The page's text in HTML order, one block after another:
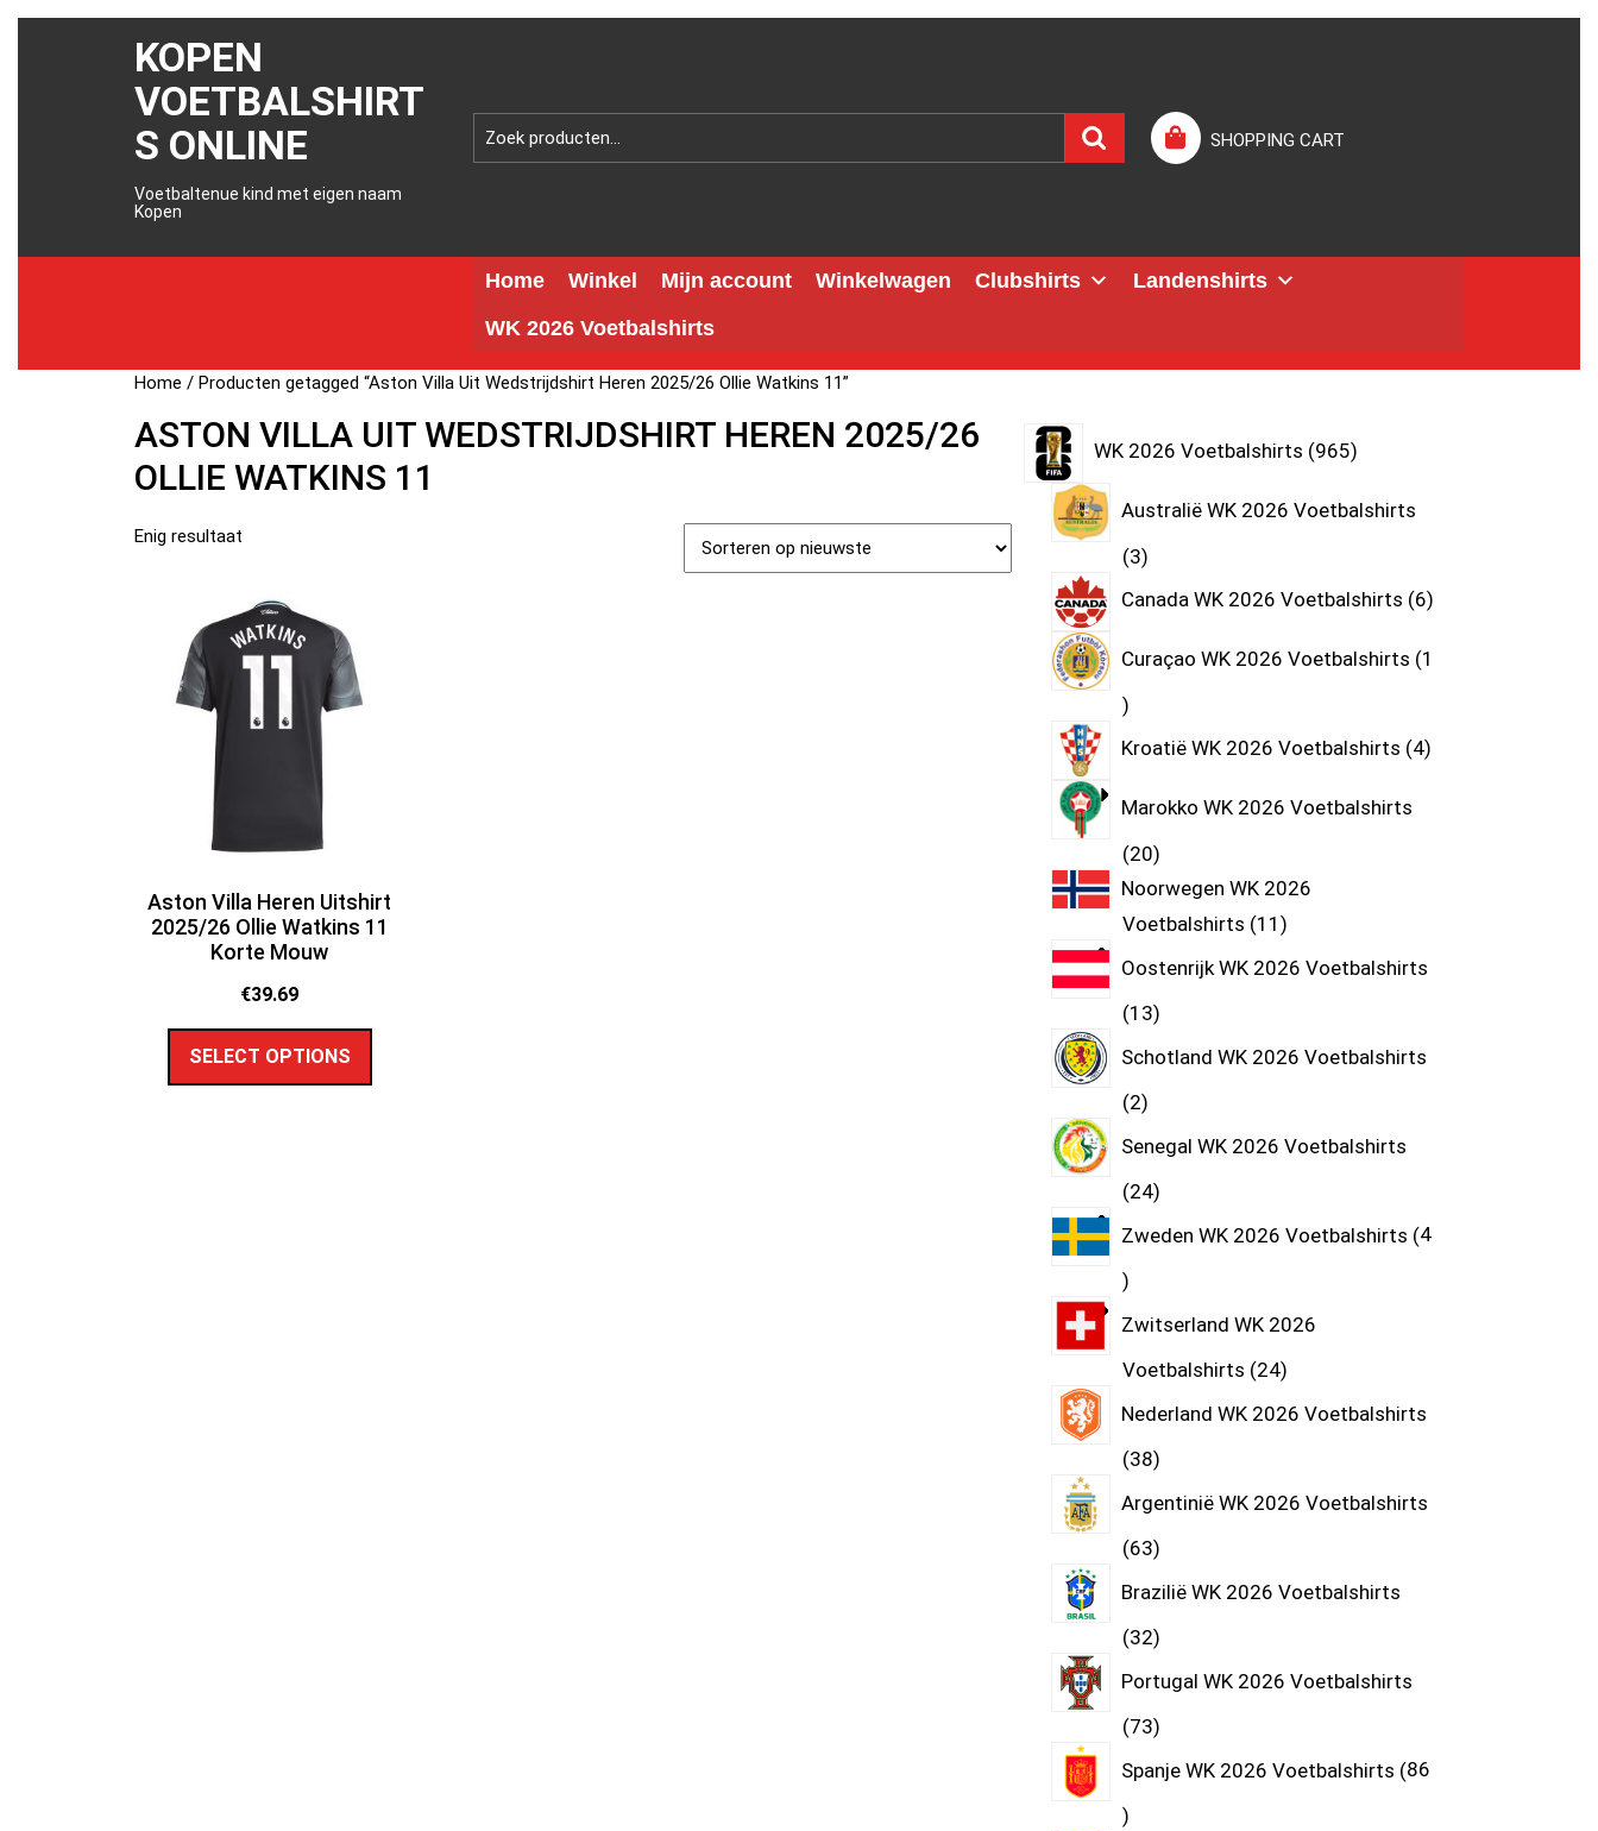
KOPEN
VOETBALSHIRT
S ONLINE
Voetbaltenue kind met eigen naam
Kopen
SHOPPING CART
Home Winkel Mijn account Winkelwagen Clubshirts
Landenshirts
WK 2026 Voetbalshirts
Home / Producten getagged “Aston Villa Uit Wedstrijdshirt Heren 2025/26 Ollie Watkins 11”
ASTON VILLA UIT WEDSTRIJDSHIRT HEREN 2025/26
OLLIE WATKINS 11
Enig resultaat
Aston Villa Heren Uitshirt
2025/26 Ollie Watkins 11
Korte Mouw
€39.69
SELECT OPTIONS
WK 2026 Voetbalshirts 965
Australië WK 2026 Voetbalshirts
3
Canada WK 2026 Voetbalshirts 6
Curaçao WK 2026 Voetbalshirts 1
Kroatië WK 2026 Voetbalshirts 4
Marokko WK 2026 Voetbalshirts
20
Noorwegen WK 2026
Voetbalshirts 11
Oostenrijk WK 2026 Voetbalshirts
13
Schotland WK 2026 Voetbalshirts
2
Senegal WK 2026 Voetbalshirts
24
Zweden WK 2026 Voetbalshirts 4
Zwitserland WK 2026
Voetbalshirts 24
Nederland WK 2026 Voetbalshirts
38
Argentinië WK 2026 Voetbalshirts
63
Brazilië WK 2026 Voetbalshirts
32
Portugal WK 2026 Voetbalshirts
73
Spanje WK 2026 Voetbalshirts 86